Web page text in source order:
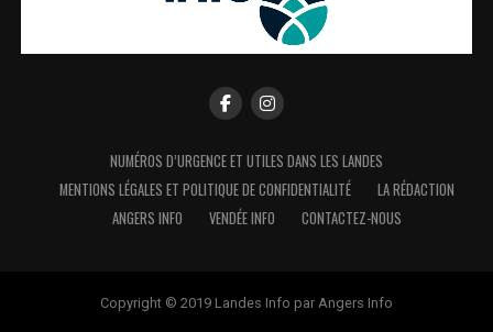
NUMÉROS D’URGENCE ET UTILES DANS LES LANDES
MENTIONS LÉGALES ET POLITIQUE DE CONFIDENTIALITÉ
LA RÉDACTION
ANGERS INFO
VENDÉE INFO CONTACTEZ-NOUS
Copyright © 2019 Landes Info par Angers Info